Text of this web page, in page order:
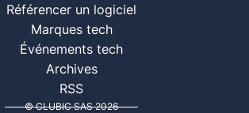
Référencer un logiciel
Marques tech
Événements tech
Archives
RSS
© CLUBIC SAS 2026